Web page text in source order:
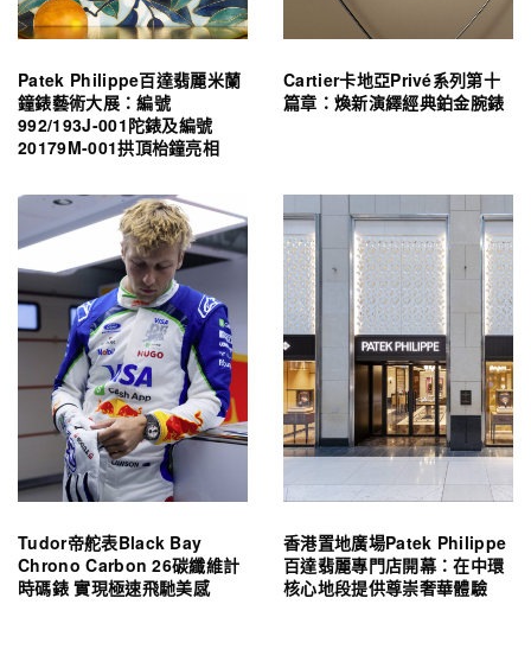
Patek Philippe百達翡麗米蘭
鐘錶藝術大展：編號
992/193J-001陀錶及編號
20179M-001拱頂枱鐘亮相
Cartier卡地亞Privé系列第十
篇章：煥新演繹經典鉑金腕錶
Tudor帝舵表Black Bay
Chrono Carbon 26碳纖維計
時碼錶 實現極速飛馳美感
香港置地廣場Patek Philippe
百達翡麗專門店開幕：在中環
核心地段提供尊崇奢華體驗